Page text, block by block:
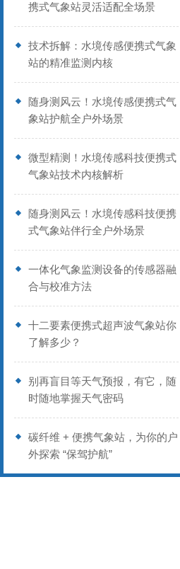
携式气象站灵活适配全场景
技术拆解：水境传感便携式气象
站的精准监测内核
随身测风云！水境传感便携式气
象站护航全户外场景
微型精测！水境传感科技便携式
气象站技术内核解析
随身测风云！水境传感科技便携
式气象站伴行全户外场景
一体化气象监测设备的传感器融
合与校准方法
十二要素便携式超声波气象站你
了解多少？
别再盲目等天气预报，有它，随
时随地掌握天气密码
碳纤维 + 便携气象站，为你的户
外探索 “保驾护航”